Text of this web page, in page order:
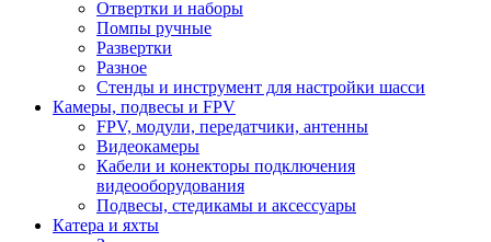
Отвертки и наборы
Помпы ручные
Развертки
Разное
Стенды и инструмент для настройки шасси
Камеры, подвесы и FPV
FPV, модули, передатчики, антенны
Видеокамеры
Кабели и конекторы подключения
видеооборудования
Подвесы, стедикамы и аксессуары
Катера и яхты